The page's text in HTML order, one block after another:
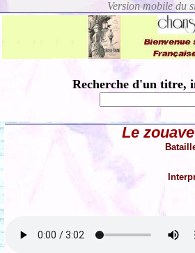
Recherche d'un titre,
Le